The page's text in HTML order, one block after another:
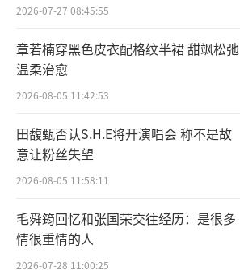
2026-07-27 08:45:55
章若楠穿黑色皮衣配格纹半裙 甜飒松弛
温柔治愈
2026-08-05 11:42:53
田馥甄否认S.H.E将开演唱会 称不是故
意让粉丝失望
2026-08-05 11:58:11
毛舜筠回忆和张国荣交往经历：是很多
情很重情的人
2026-07-28 11:00:25